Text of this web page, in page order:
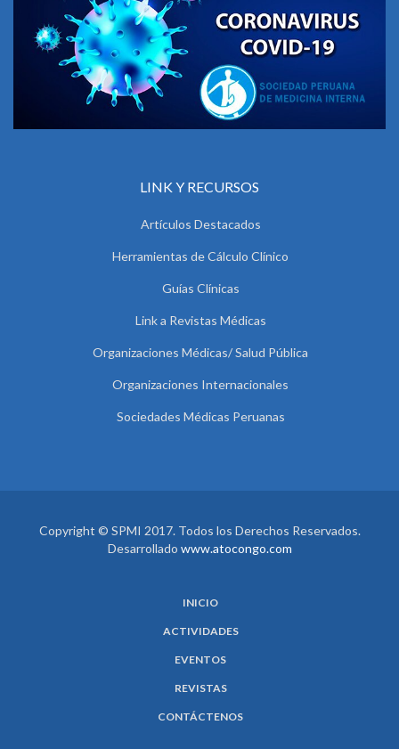
LINK Y RECURSOS
Artículos Destacados
Herramientas de Cálculo Clínico
Guías Clínicas
Link a Revistas Médicas
Organizaciones Médicas/ Salud Pública
Organizaciones Internacionales
Sociedades Médicas Peruanas
Copyright © SPMI 2017. Todos los Derechos Reservados.
Desarrollado www.atocongo.com
INICIO
ACTIVIDADES
EVENTOS
REVISTAS
CONTÁCTENOS